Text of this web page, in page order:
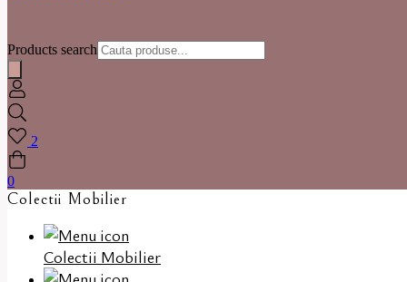
Products search
2
0
Colectii Mobilier
Colectii Mobilier